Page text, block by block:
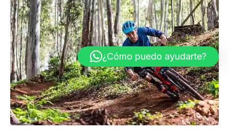
¿Cómo puedo ayudarte?